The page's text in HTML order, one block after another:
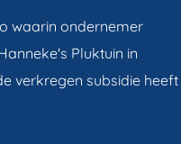
waarin ondernemer
Pluktuin in
verkregen subsidie heeft